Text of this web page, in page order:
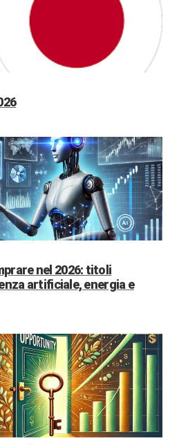
nel 2026: titoli
artificiale, energia e